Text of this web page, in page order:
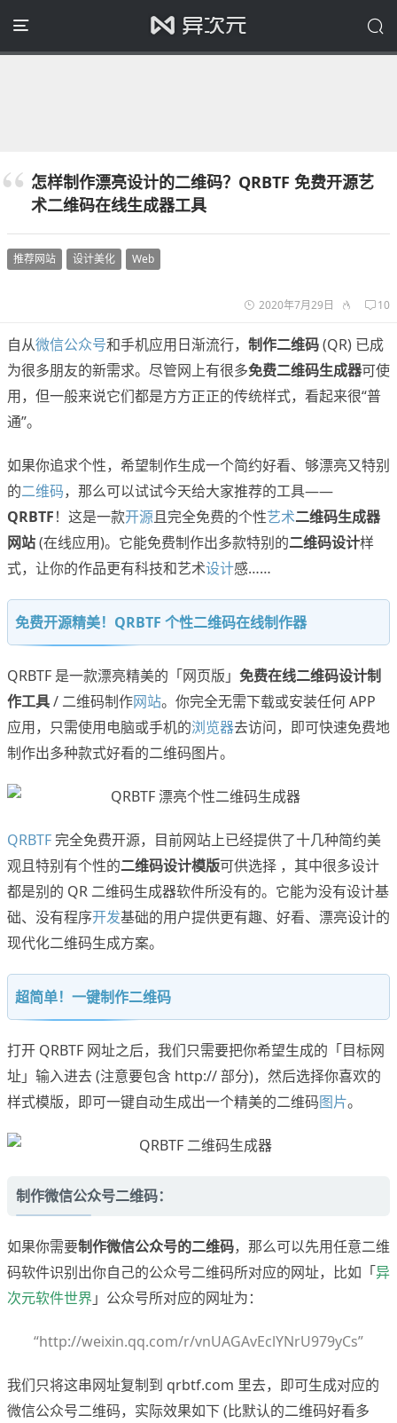
怎样制作漂亮设计的二维码？QRBTF 免费开源艺
术二维码在线生成器工具
推荐网站 设计美化 Web
2020年7月29日 10
自从微信公众号和手机应用日渐流行， 制作二维码(QR) 已成
为很多朋友的新需求。尽管网上有很多免费二维码生成器可使
用，但一般来说它们都是方方正正的传统样式，看起来很“普
通”。
如果你追求个性，希望制作生成一个简约好看、够漂亮又特别
的二维码，那么可以试试今天给大家推荐的工具——
QRBTF！这是一款开源且完全免费的个性艺术二维码生成器
网站(在线应用)。它能免费制作出多款特别的二维码设计样
式，让你的作品更有科技和艺术设计感……
免费开源精美！QRBTF 个性二维码在线制作器
QRBTF 是一款漂亮精美的「网页版」 免费在线二维码设计制
作工具/ 二维码制作网站。你完全无需下载或安装任何 APP
应用，只需使用电脑或手机的浏览器去访问，即可快速免费地
制作出多种款式好看的二维码图片。
QRBTF 完全免费开源，目前网站上已经提供了十几种简约美
观且特别有个性的二维码设计模版可供选择 ，其中很多设计
都是别的 QR 二维码生成器软件所没有的。它能为没有设计基
础、没有程序开发基础的用户提供更有趣、好看、漂亮设计的
现代化二维码生成方案。
超简单！一键制作二维码
打开 QRBTF 网址之后，我们只需要把你希望生成的「目标网
址」输入进去 (注意要包含 http:// 部分)，然后选择你喜欢的
样式模版，即可一键自动生成出一个精美的二维码图片。
制作微信公众号二维码：
如果你需要制作微信公众号的二维码，那么可以先用任意二维
码软件识别出你自己的公众号二维码所对应的网址，比如「异
次元软件世界 」公众号所对应的网址为：
“http://weixin.qq.com/r/vnUAGAvEclYNrU979yCs”
我们只将这串网址复制到 qrbtf.com 里去，即可生成对应的
微信公众号二维码，实际效果如下 (比默认的二维码好看多